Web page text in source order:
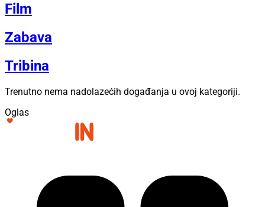
Film
Zabava
Tribina
Trenutno nema nadolazećih događanja u ovoj kategoriji.
Oglas